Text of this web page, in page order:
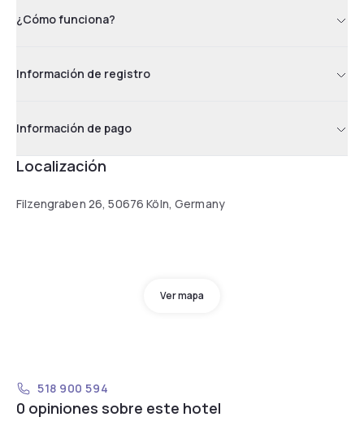
¿Cómo funciona?
Información de registro
Información de pago
Localización
Filzengraben 26, 50676 Köln, Germany
Ver mapa
518 900 594
0 opiniones sobre este hotel